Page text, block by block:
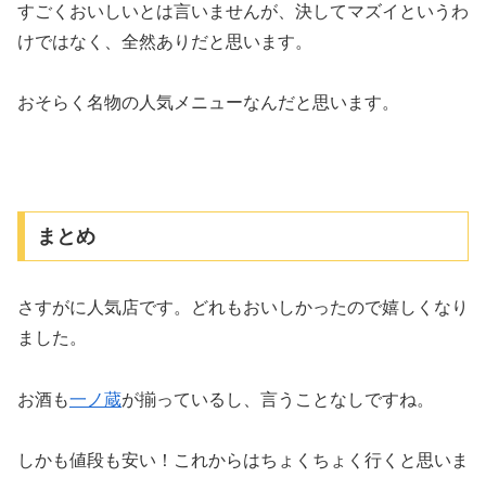
すごくおいしいとは言いませんが、決してマズイというわ
けではなく、全然ありだと思います。
おそらく名物の人気メニューなんだと思います。
まとめ
さすがに人気店です。どれもおいしかったので嬉しくなり
ました。
お酒も一ノ蔵が揃っているし、言うことなしですね。
しかも値段も安い！これからはちょくちょく行くと思いま